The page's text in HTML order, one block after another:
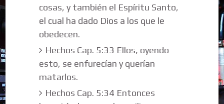
cosas, y también el Espíritu Santo,
el cual ha dado Dios a los que le
obedecen.
Hechos Cap. 5:33 Ellos, oyendo
esto, se enfurecían y querían
matarlos.
Hechos Cap. 5:34 Entonces